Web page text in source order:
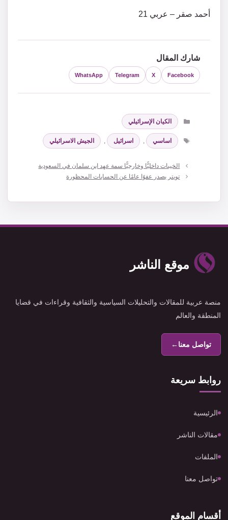
أحمد صقر – عربي 21
شارك المقال
Facebook
X
Telegram
WhatsApp
التصنيفات
الكيان الإسرائيلي
الوسوم
اساسي , اسرائيل , الجيش الاسرائيلي
الخيبات داخليًّا وخارجيًّا سمة عهد ابن سلمان في السعودية
تويتر يصدر عفوًا عامًا عن الحسابات المحظورة
موقع الناشر
منصة عربية للمقالات والتحليلات السياسية والثقافية وقراءات في قضايا
المنطقة والعالم
تواصل معنا←
روابط سريعة
الرئيسية
مقالات الناشر
الملفات
تواصل معنا
أقسام الموقع